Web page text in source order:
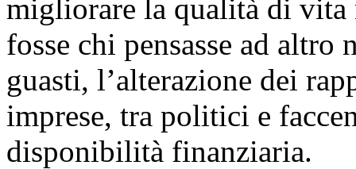
migliorare la qualità di vita
fosse chi pensasse ad
guasti, l’alterazione dei
imprese, tra politici e
disponibilità finanziaria.